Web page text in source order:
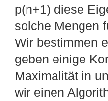
p(n+1) diese
solche Mengen
Wir bestimmen
geben einige
Maximalität in
wir einen